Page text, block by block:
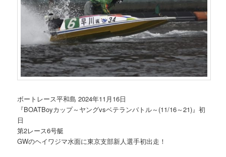
ボートレース平和島 2024年11月16日
『BOATBoyカップ～ヤングvsベテランバトル～(11/16～21)』初
日
第2レース6号艇
GWのヘイワジマ水面に東京支部新人選手初出走！